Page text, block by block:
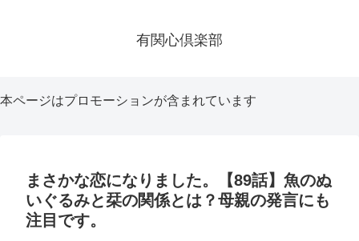
有関心倶楽部
本ページはプロモーションが含まれています
まさかな恋になりました。【89話】魚のぬ
いぐるみと栞の関係とは？母親の発言にも
注目です。